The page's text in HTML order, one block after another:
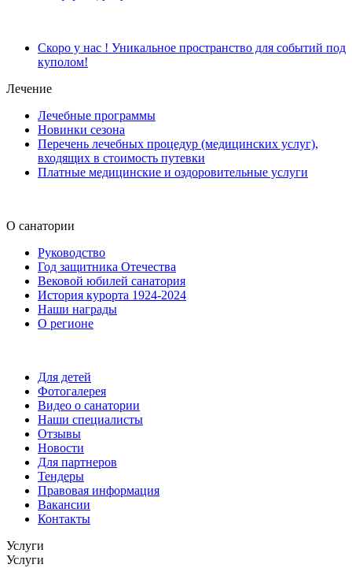
Скоро у нас ! Уникальное пространство для событий под
куполом!
Лечение
Лечебные программы
Новинки сезона
Перечень лечебных процедур (медицинских услуг),
входящих в стоимость путевки
Платные медицинские и оздоровительные услуги
О санатории
Руководство
Год защитника Отечества
Вековой юбилей санатория
История курорта 1924-2024
Наши награды
О регионе
Для детей
Фотогалерея
Видео о санатории
Наши специалисты
Отзывы
Новости
Для партнеров
Тендеры
Правовая информация
Вакансии
Контакты
Услуги
Услуги